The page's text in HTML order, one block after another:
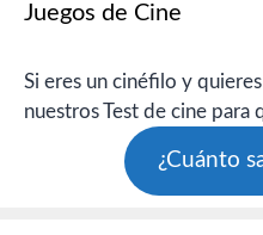
Juegos de Cine
Si eres un cinéfilo y
nuestros Test de cine para
¿Cuánto